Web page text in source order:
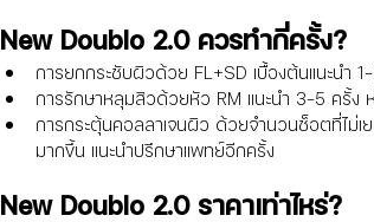
New Doublo 2.0 ควรทำกี่ครั้ง?
การยกกระชับผิวด้วย FL+SD เบื้องต้นแนะนำ
การรักษาหลุมสิวด้วยหัว RM แนะนำ 3-5 ครั้ง
การกระตุ้นคอลลาเจนผิว ด้วยจำนวนช็อตที่ไม่เ
มากขึ้น แนะนำปรึกษาแพทย์อีกครั้ง
New Doublo 2.0 ราคาเท่าไหร่?